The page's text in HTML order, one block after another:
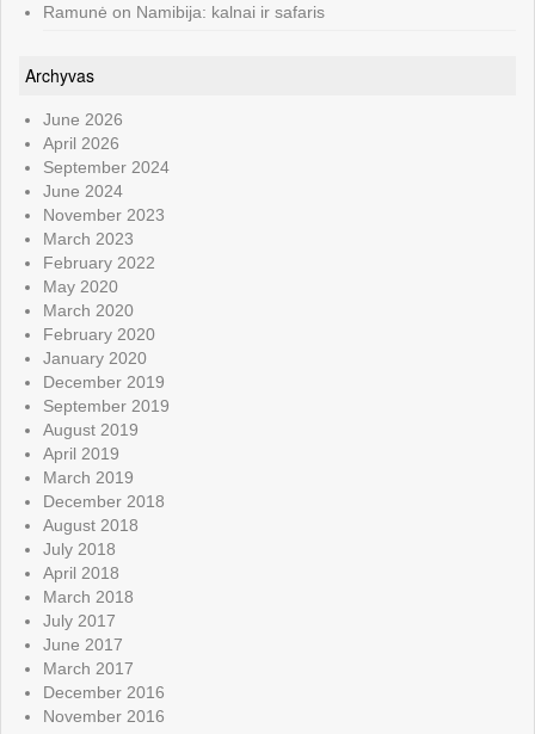
Ramunė on Namibija: kalnai ir safaris
Archyvas
June 2026
April 2026
September 2024
June 2024
November 2023
March 2023
February 2022
May 2020
March 2020
February 2020
January 2020
December 2019
September 2019
August 2019
April 2019
March 2019
December 2018
August 2018
July 2018
April 2018
March 2018
July 2017
June 2017
March 2017
December 2016
November 2016